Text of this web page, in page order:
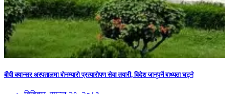
बीपी क्यान्सर अस्पतालमा बोनम्यारो प्रत्यारोपण सेवा तयारी, विदेश जानुपर्ने बाध्यता घट्ने